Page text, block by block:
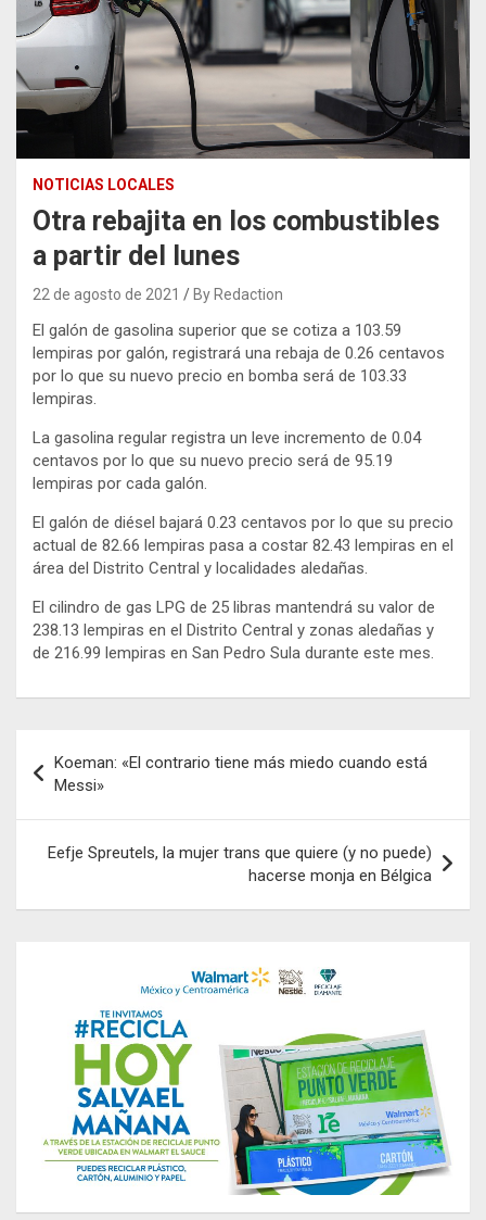
NOTICIAS LOCALES
Otra rebajita en los combustibles
a partir del lunes
22 de agosto de 2021 By Redaction
El galón de gasolina superior que se cotiza a 103.59
lempiras por galón, registrará una rebaja de 0.26 centavos
por lo que su nuevo precio en bomba será de 103.33
lempiras.
La gasolina regular registra un leve incremento de 0.04
centavos por lo que su nuevo precio será de 95.19
lempiras por cada galón.
El galón de diésel bajará 0.23 centavos por lo que su precio
actual de 82.66 lempiras pasa a costar 82.43 lempiras en el
área del Distrito Central y localidades aledañas.
El cilindro de gas LPG de 25 libras mantendrá su valor de
238.13 lempiras en el Distrito Central y zonas aledañas y
de 216.99 lempiras en San Pedro Sula durante este mes.
de
entradas
Koeman: «El contrario tiene más miedo cuando está
Messi»
Eefje Spreutels, la mujer trans que quiere (y no puede)
hacerse monja en Bélgica